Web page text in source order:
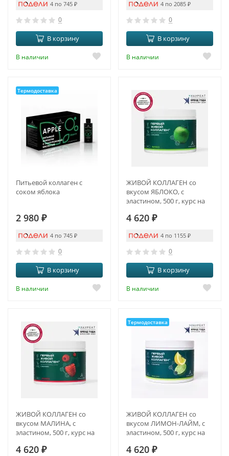
4 по 745 ₽
0
В корзину
В наличии
4 по 2085 ₽
0
В корзину
В наличии
Термодоставка
Питьевой коллаген с
соком яблока
2 980 ₽
4 по 745 ₽
0
В корзину
В наличии
ЖИВОЙ КОЛЛАГЕН со
вкусом ЯБЛОКО, с
эластином, 500 г, курс на
4 620 ₽
4 по 1155 ₽
0
В корзину
В наличии
ЖИВОЙ КОЛЛАГЕН со
вкусом МАЛИНА, с
эластином, 500 г, курс на
4 620 ₽
Термодоставка
ЖИВОЙ КОЛЛАГЕН со
вкусом ЛИМОН-ЛАЙМ, с
эластином, 500 г, курс на
4 620 ₽